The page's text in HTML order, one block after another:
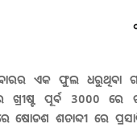
ଏକ ଫୁଲ ଧରୁଥିବା
ପୂର୍ବ 3000 ରେ
ଶତାବ୍ଦୀ ରେ